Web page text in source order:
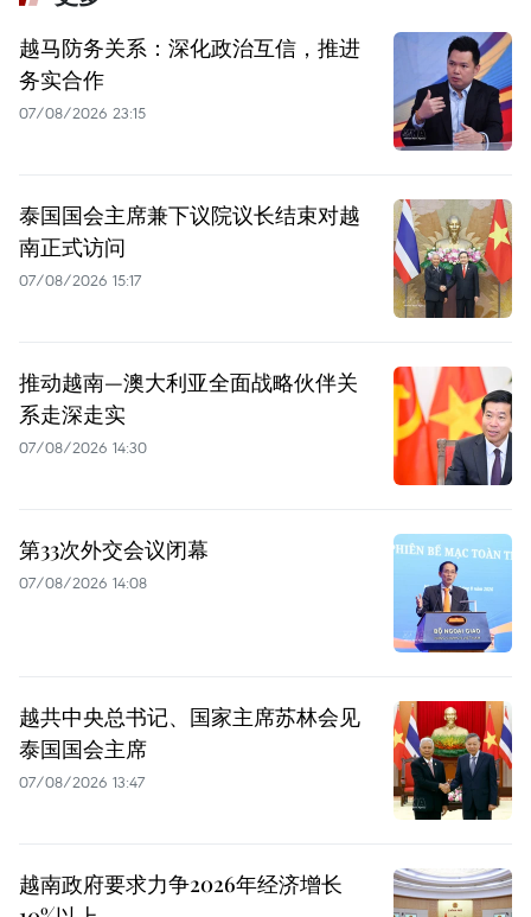
越马防务关系：深化政治互信，推进
务实合作
07/08/2026 23:15
泰国国会主席兼下议院议长结束对越
南正式访问
07/08/2026 15:17
推动越南—澳大利亚全面战略伙伴关
系走深走实
07/08/2026 14:30
第33次外交会议闭幕
07/08/2026 14:08
越共中央总书记、国家主席苏林会见
泰国国会主席
07/08/2026 13:47
越南政府要求力争2026年经济增长